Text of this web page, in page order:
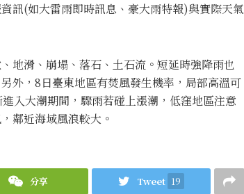
訊(如大雷雨即時訊息、豪大雨特報)與實際天氣
地滑、崩塌、落石、土石流。短延時強降雨也
外，8日臺東地區有焚風發生機率，局部高溫可
入大潮期間，驟雨若碰上漲潮，低窪地區注意
鄰近海域風浪較大。
分享 Tweet 19